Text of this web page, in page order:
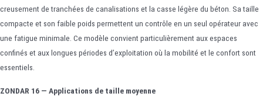
creusement de tranchées de canalisations et la casse légère du béton. Sa taille
compacte et son faible poids permettent un contrôle en un seul opérateur avec
une fatigue minimale. Ce modèle convient particulièrement aux espaces
confinés et aux longues périodes d’exploitation où la mobilité et le confort sont
essentiels.
ZONDAR 16 — Applications de taille moyenne